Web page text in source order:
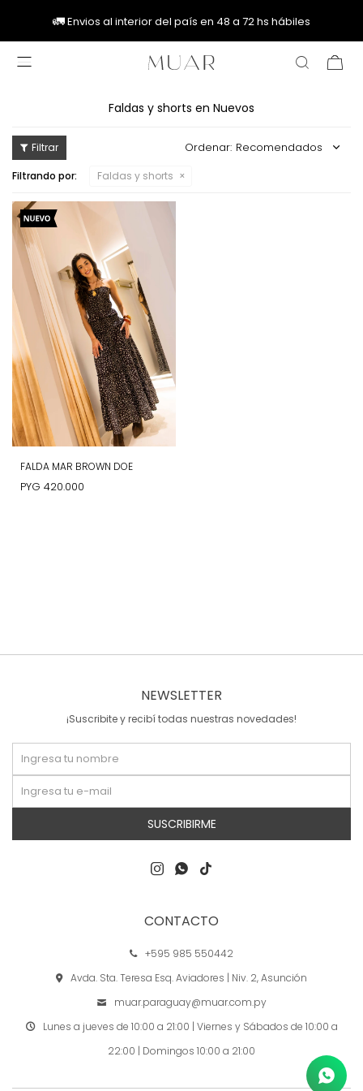
🚛
🚚
🚛Envios al interior del país en 48 a 72 hs hábiles
🚚

Faldas y shorts en Nuevos
Recomendados
Filtrando por: Faldas y shorts
FALDA MAR BROWN DOE
PYG 420.000
CONTACTO
+595 985 550442
Avda. Sta. Teresa Esq. Aviadores | Niv. 2, Asunción
muar.paraguay@muar.com.py
Lunes a jueves de 10:00 a 21:00 | Viernes y Sábados de 10:00 a
22:00 | Domingos 10:00 a 21:00
NEWSLETTER
¡Suscribite y recibí todas nuestras novedades!
SUSCRIBIRME
  